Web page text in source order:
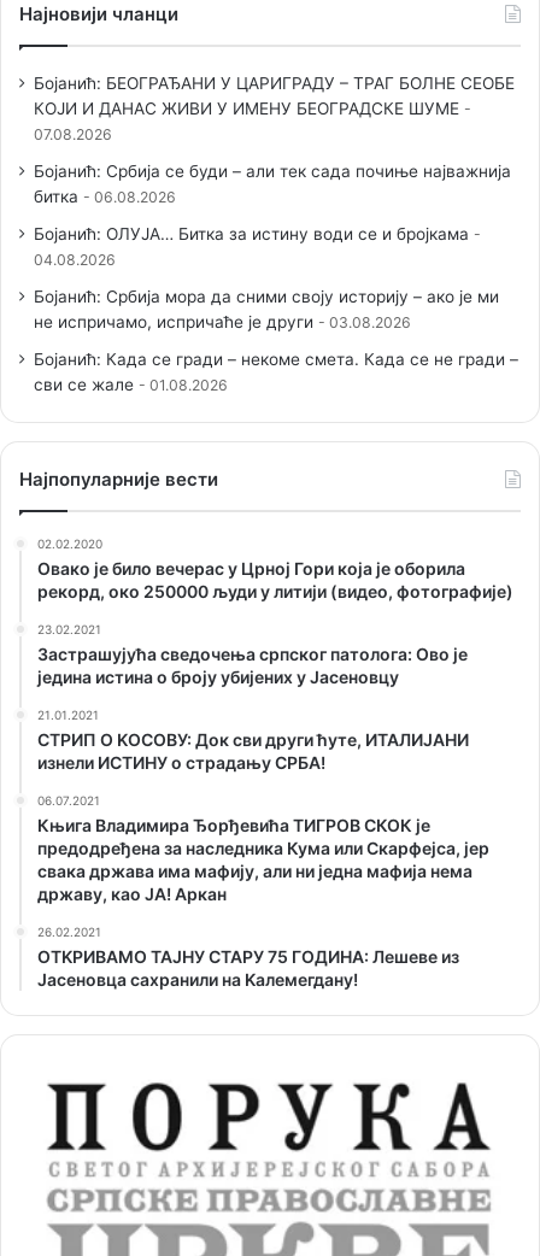
Најновији чланци
Бојанић: БЕОГРАЂАНИ У ЦАРИГРАДУ – ТРАГ БОЛНЕ СЕОБЕ
КОЈИ И ДАНАС ЖИВИ У ИМЕНУ БЕОГРАДСКЕ ШУМЕ
07.08.2026
Бојанић: Србија се буди – али тек сада почиње најважнија
битка
06.08.2026
Бојанић: ОЛУЈА… Битка за истину води се и бројкама
04.08.2026
Бојанић: Србија мора да сними своју историју – ако је ми
не испричамо, испричаће је други
03.08.2026
Бојанић: Када се гради – некоме смета. Када се не гради –
сви се жале
01.08.2026
Наjпопуларније вести
02.02.2020
Овако је било вечерас у Црној Гори која је оборила
рекорд, око 250000 људи у литији (видео, фотографије)
23.02.2021
Застрашујућа сведочења српског патолога: Ово је
једина истина о броју убијених у Јасеновцу
21.01.2021
СТРИП О KОСОВУ: Док сви други ћуте, ИТАЛИЈАНИ
изнели ИСТИНУ о страдању СРБА!
06.07.2021
Књига Владимира Ђорђевића ТИГРОВ СКОК је
предодређена за наследника Кума или Скарфејса, јер
свака држава има мафију, али ни једна мафија нема
државу, као ЈА! Аркан
26.02.2021
ОТKРИВАМО ТАЈНУ СТАРУ 75 ГОДИНА: Лешеве из
Јасеновца сахранили на Kалемегдану!